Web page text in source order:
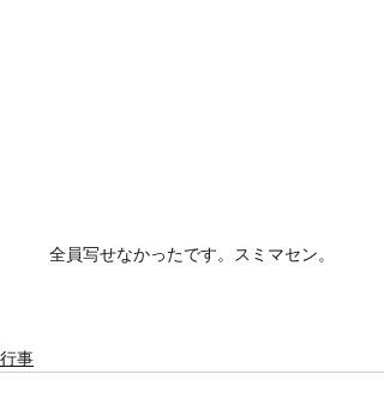
全員写せなかったです。スミマセン。
行事